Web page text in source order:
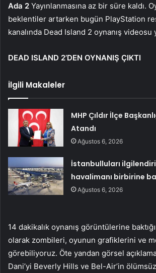
Ada 2 Yayınlanmasına az bir süre kaldı.
beklentiler artarken bugün PlayStation
kanalında Dead Island 2 oynanış videosu
DEAD ISLAND 2’DEN OYNANIŞ ÇIKTI
İlgili Makaleler
MHP Çıldır İlçe
Atandı
Ağustos 6, 2026
İstanbulluları
havalimanı birbirine
Ağustos 6, 2026
14 dakikalık oynanış görüntülerine
olarak zombileri, oyunun grafiklerini ve
görebiliyoruz. Öte yandan görsel
Dani’yi Beverly Hills ve Bel-Air’in